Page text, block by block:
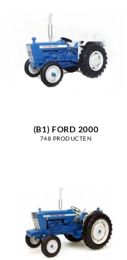
(B1) FORD 2000
748 PRODUCTEN